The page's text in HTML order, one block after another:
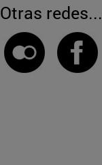
Otras redes...